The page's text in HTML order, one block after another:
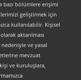
bazı bölümlere erişimi
geliştirmek için
kullanılabilir. Kişisel
aktarılması
ve yasal
mevzuat
ve kuruluşlara,